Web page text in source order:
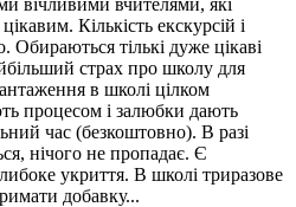
Кількість екскурсій і
Обираються тількі дуже цікаві
страх про школу для
в школі цілком
процесом і залюбки дають
час (безкоштовно). В разі
нічого не пропадає. Є
укриття. В школі триразове
добавку...